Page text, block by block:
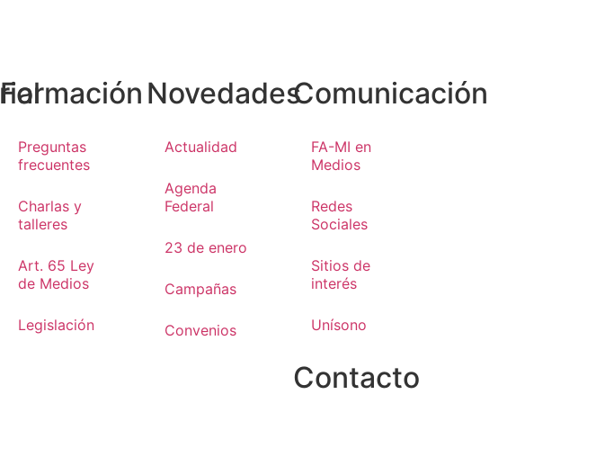
Formación
Preguntas
frecuentes
Charlas y
talleres
Art. 65 Ley
de Medios
Legislación
Novedades
Actualidad
Agenda
Federal
23 de enero
Campañas
Convenios
Comunicación
FA-MI en
Medios
Redes
Sociales
Sitios de
interés
Unísono
Contacto